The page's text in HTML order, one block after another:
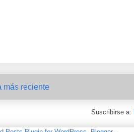
más reciente
Suscribirse a: